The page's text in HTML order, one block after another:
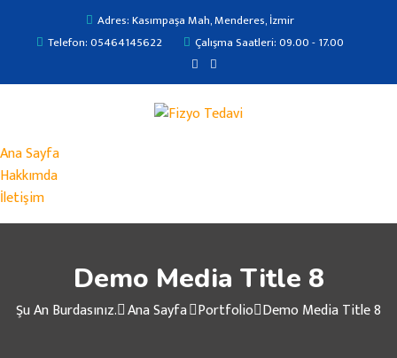
Adres: Kasımpaşa Mah, Menderes, İzmir
Telefon: 05464145622
Çalışma Saatleri: 09.00 - 17.00
Ana Sayfa
Hakkımda
İletişim
Demo Media Title 8
Şu An Burdasınız. Ana Sayfa Portfolio Demo Media Title 8